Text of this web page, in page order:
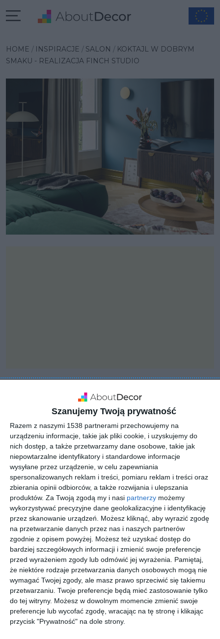
Szanujemy Twoją prywatność
Razem z naszymi 1538 partnerami przechowujemy na
urządzeniu informacje, takie jak pliki cookie, i uzyskujemy do
nich dostęp, a także przetwarzamy dane osobowe, takie jak
niepowtarzalne identyfikatory i standardowe informacje
wysyłane przez urządzenie, w celu zapewniania
spersonalizowanych reklam i treści, pomiaru reklam i treści oraz
zbierania opinii odbiorców, a także rozwijania i ulepszania
produktów. Za Twoją zgodą my i nasi partnerzy możemy
wykorzystywać precyzyjne dane geolokalizacyjne i identyfikację
przez skanowanie urządzeń. Możesz kliknąć, aby wyrazić zgodę
na przetwarzanie danych przez nas i naszych partnerów
zgodnie z opisem powyżej. Możesz też uzyskać dostęp do
bardziej szczegółowych informacji i zmienić swoje preferencje
przed wyrażeniem zgody lub odmówić jej wyrażenia. Pamiętaj,
że niektóre rodzaje przetwarzania danych osobowych mogą nie
wymagać Twojej zgody, ale masz prawo sprzeciwić się takiemu
przetwarzaniu. Twoje preferencje będą mieć zastosowanie tylko
do tej witryny. Możesz w dowolnym momencie zmienić swoje
preferencje lub wycofać zgodę, wracając na tę stronę i klikając
przycisk "Prywatność" na dole strony.
HOME INSPIRACJE SALON
KOKTAJL W DOBRYM
SMAKU - REALIZACJA FINCH STUDIO
INSPIRACJA
Koktajl w dobrym smaku
- realizacja Finch Studio
Projekt wnętrza: Finch Studio - Magdalena Kwoczka, Iga
Koperska Zdjęcia i stylizacja: Aleksandra Dermont Więcej
informacji o pracowni znaleźć można na stronie
https://finchstudio.pl/pl/
AUTOR:Home Sweet Home PR
DODAJ DO ULUBIONYCH
UDOSTĘPNIJ
Pozostałe zdjęcia w projekcie:Koktajl w dobrym smaku -
realizacja Finch Studio